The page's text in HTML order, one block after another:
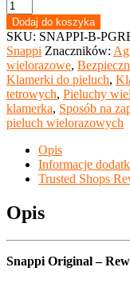
ilość
Snappi
Original
zielona
(Green
Moss)
rozmiar
1
Dodaj do koszyka
SKU: SNAPPI-B-
Snappi Znaczników:
wielorazowe,
Klamerki do pieluch,
tetrowych, Pieluchy
klamerka, Sposób na
pieluch wielorazowych
Opis
Informacje
Trusted Shops
Opis
Snappi Original –